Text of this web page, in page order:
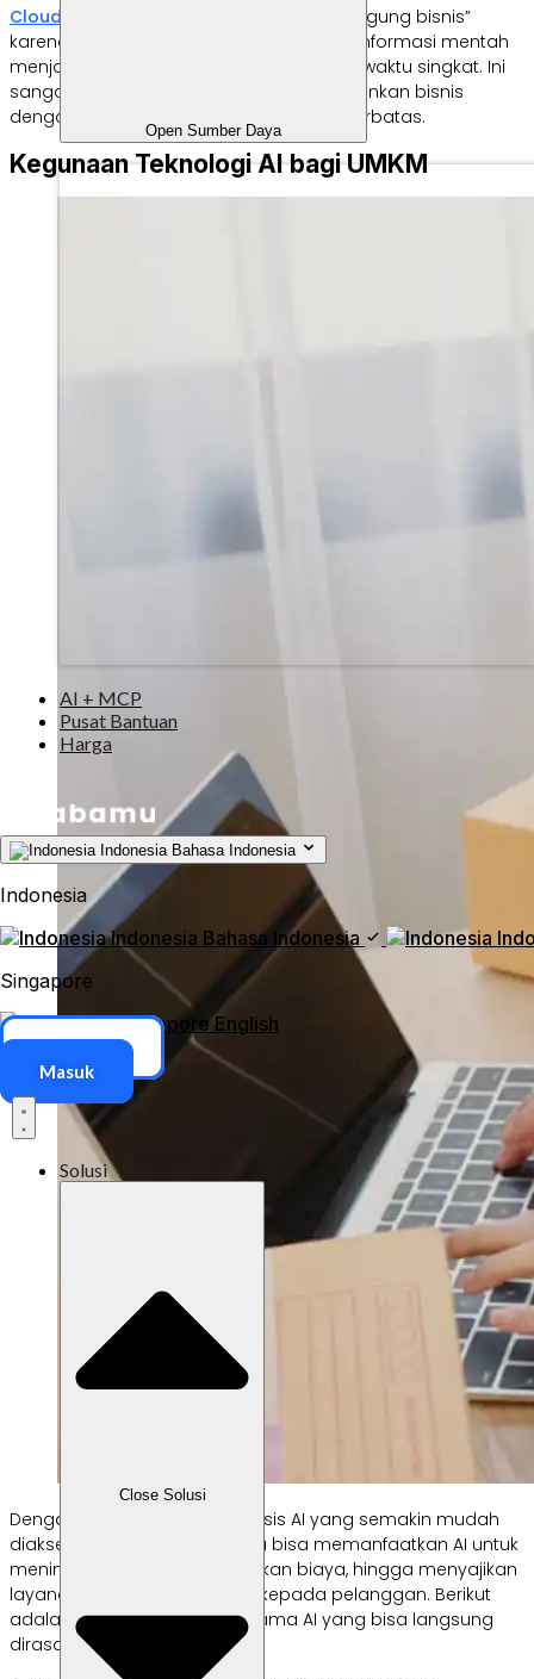
Open Sumber Daya
AI + MCP
Pusat Bantuan
Harga
Indonesia Bahasa Indonesia
Indonesia
Indonesia Bahasa Indonesia
Singapore
Singapore English
Masuk
Solusi
Close Solusi
Cloud menyebut AI sebagai “tulang punggung bisnis”
karena teknologi ini mampu mengubah informasi mentah
menjadi
yang bermanfaat dalam waktu singkat. Ini
sangat membantu mereka yang menjalankan bisnis
dengan tim yang kecil dan waktu yang terbatas.
Kegunaan Teknologi AI bagi UMKM
Dengan berbagai
berbasis AI yang semakin mudah
diakses, kini pelaku UMKM juga bisa memanfaatkan AI untuk
meningkatkan efisiensi, menekan biaya, hingga menyajikan
layanan yang lebih personal kepada pelanggan. Berikut
adalah sejumlah manfaat utama AI yang bisa langsung
dirasakan oleh UMKM.